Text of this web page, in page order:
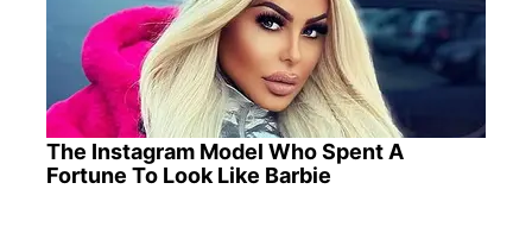
The Instagram Model Who Spent A
Fortune To Look Like Barbie